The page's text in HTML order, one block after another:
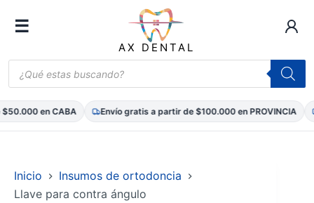
☰
AX DENTAL
Búsqueda
de
productos
en CABA Envío gratis a partir de $100.000 en PROVINCIA
contenido
Inicio
Insumos de ortodoncia
Llave para contra ángulo